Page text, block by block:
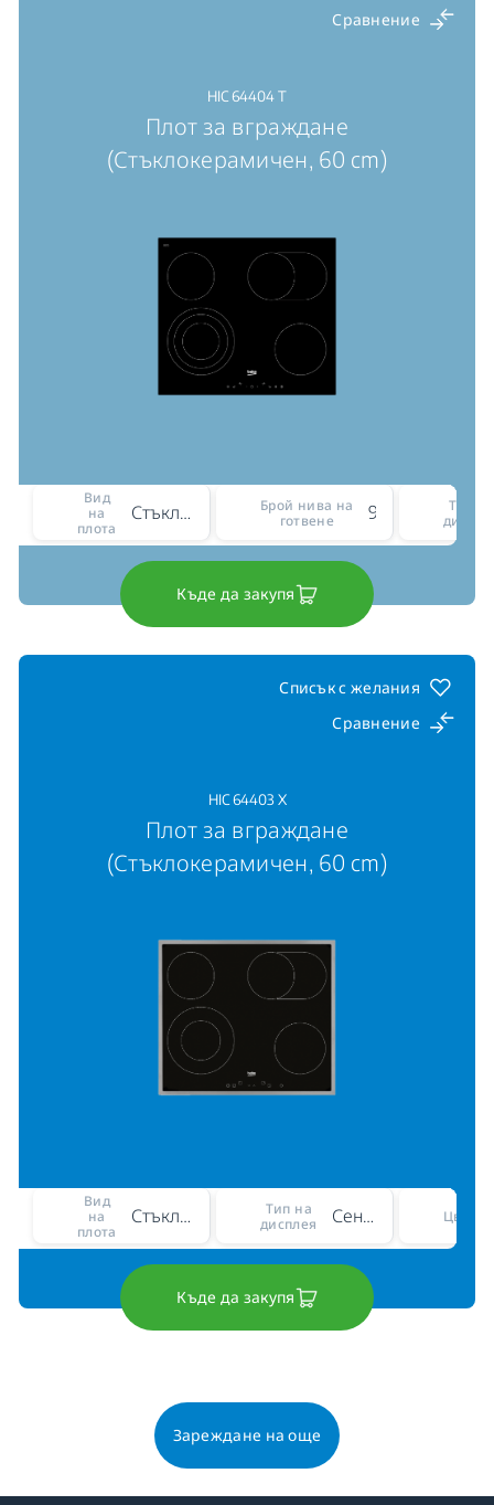
Сравнение
HIC 64404 T
Плот за вграждане
(Стъклокерамичен, 60 cm)
Вид
на
плота
Стъклокерамичен
Брой нива на
готвене
Тип на
Къде да закупя
Списък с желания
Сравнение
HIC 64403 X
Плот за вграждане
(Стъклокерамичен, 60 cm)
Вид
на
плота
Стъклокерамичен
Тип на
дисплея
Сензорно управление с тесен панел Цвят
Къде да закупя
Зареждане на още